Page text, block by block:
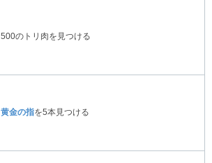
500のトリ肉を見つける
黄金の指を5本見つける